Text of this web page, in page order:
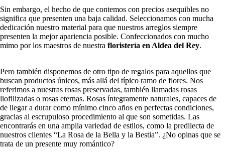
Sin embargo, el hecho de que contemos con precios asequibles no
significa que presenten una baja calidad. Seleccionamos con mucha
dedicación nuestro material para que nuestros arreglos siempre
presenten la mejor apariencia posible. Confeccionados con mucho
mimo por los maestros de nuestra floristería en Aldea del Rey.
Pero también disponemos de otro tipo de regalos para aquellos que
buscan productos únicos, más allá del típico ramo de flores. Nos
referimos a nuestras rosas preservadas, también llamadas rosas
liofilizadas o rosas eternas. Rosas íntegramente naturales, capaces de
de llegar a durar como mínimo cinco años en perfectas condiciones,
gracias al escrupuloso procedimiento al que son sometidas. Las
encontrarás en una amplia variedad de estilos, como la predilecta de
nuestros clientes “La Rosa de la Bella y la Bestia”. ¿No opinas que se
trata de un presente muy romántico?